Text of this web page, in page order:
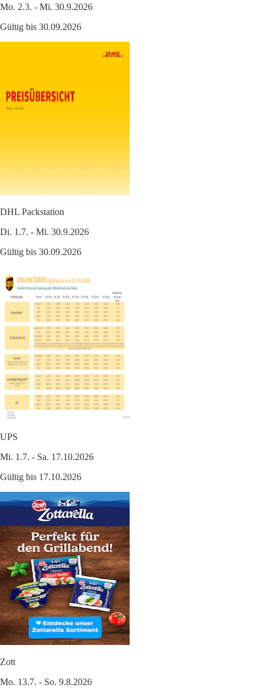
Mo. 2.3. - Mi. 30.9.2026
Gültig bis 30.09.2026
DHL Packstation
Di. 1.7. - Mi. 30.9.2026
Gültig bis 30.09.2026
UPS
Mi. 1.7. - Sa. 17.10.2026
Gültig bis 17.10.2026
Zott
Mo. 13.7. - So. 9.8.2026